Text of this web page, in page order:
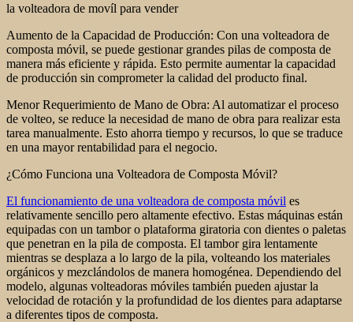
la volteadora de movíl para vender
Aumento de la Capacidad de Producción: Con una volteadora de
composta móvil, se puede gestionar grandes pilas de composta de
manera más eficiente y rápida. Esto permite aumentar la capacidad
de producción sin comprometer la calidad del producto final.
Menor Requerimiento de Mano de Obra: Al automatizar el proceso
de volteo, se reduce la necesidad de mano de obra para realizar esta
tarea manualmente. Esto ahorra tiempo y recursos, lo que se traduce
en una mayor rentabilidad para el negocio.
¿Cómo Funciona una Volteadora de Composta Móvil?
El funcionamiento de una volteadora de composta móvil es
relativamente sencillo pero altamente efectivo. Estas máquinas están
equipadas con un tambor o plataforma giratoria con dientes o paletas
que penetran en la pila de composta. El tambor gira lentamente
mientras se desplaza a lo largo de la pila, volteando los materiales
orgánicos y mezclándolos de manera homogénea. Dependiendo del
modelo, algunas volteadoras móviles también pueden ajustar la
velocidad de rotación y la profundidad de los dientes para adaptarse
a diferentes tipos de composta.